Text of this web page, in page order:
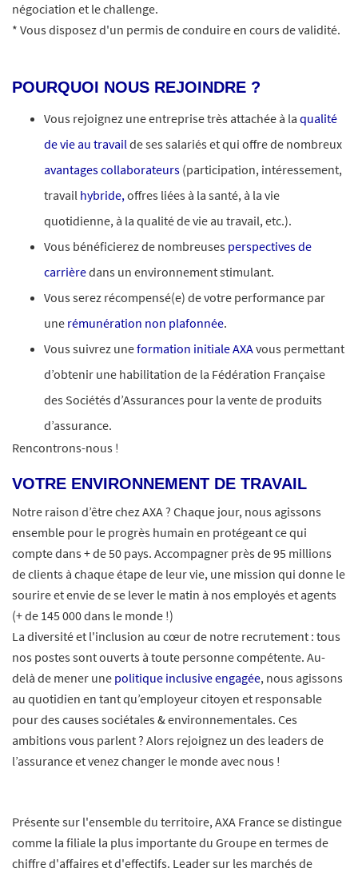
négociation et le challenge.
* Vous disposez d'un permis de conduire en cours de validité.
POURQUOI NOUS REJOINDRE ?
Vous rejoignez une entreprise très attachée à la qualité
de vie au travailde ses salariés et qui offre de nombreux
avantages collaborateurs (participation, intéressement,
travail hybride,offres liées à la santé, à la vie
quotidienne, à la qualité de vie au travail, etc.).
Vous bénéficierez de nombreuses perspectives de
carrièredans un environnement stimulant.
Vous serez récompensé(e) de votre performance par
une rémunération non plafonnée.
Vous suivrez uneformation initiale AXAvous permettant
d’obtenir une habilitation de la Fédération Française
des Sociétés d’Assurances pour la vente de produits
d’assurance.
Rencontrons-nous !
VOTRE ENVIRONNEMENT DE TRAVAIL
Notre raison d’être chez AXA ? Chaque jour, nous agissons
ensemble pour le progrès humain en protégeant ce qui
compte dans + de 50 pays. Accompagner près de 95 millions
de clients à chaque étape de leur vie, une mission qui donne le
sourire et envie de se lever le matin à nos employés et agents
(+ de 145 000 dans le monde !)
La diversité et l'inclusion au cœur de notre recrutement : tous
nos postes sont ouverts à toute personne compétente. Au-
delà de mener une politique inclusive engagée, nous agissons
au quotidien en tant qu’employeur citoyen et responsable
pour des causes sociétales & environnementales. Ces
ambitions vous parlent ? Alors rejoignez un des leaders de
l’assurance et venez changer le monde avec nous !
Présente sur l'ensemble du territoire, AXA France se distingue
comme la filiale la plus importante du Groupe en termes de
chiffre d'affaires et d'effectifs. Leader sur les marchés de